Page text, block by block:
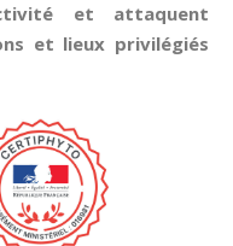
et attaquent
et lieux privilégiés